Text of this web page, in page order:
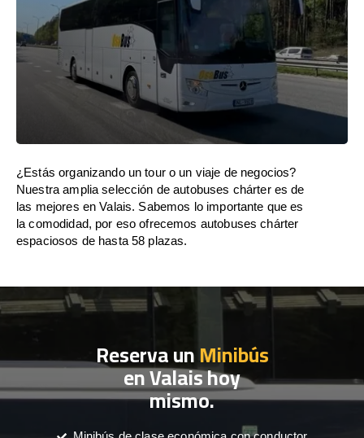
¿Estás organizando un tour o un viaje de negocios?
Nuestra amplia selección de autobuses chárter es de
las mejores en Valais. Sabemos lo importante que es
la comodidad, por eso ofrecemos autobuses chárter
espaciosos de hasta 58 plazas.
Reserva unMinibús
en Valais hoy
mismo.